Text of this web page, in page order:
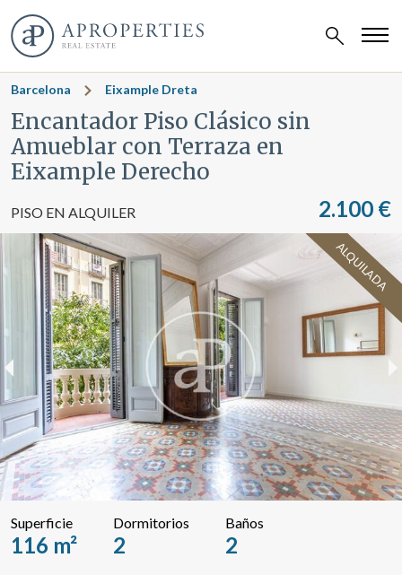
Barcelona Eixample Dreta
Encantador Piso Clásico sin
Amueblar con Terraza en
Eixample Derecho
PISO EN ALQUILER 2.100 €
ALQUILADA
Superficie
116 m²
Dormitorios
2
Baños
2